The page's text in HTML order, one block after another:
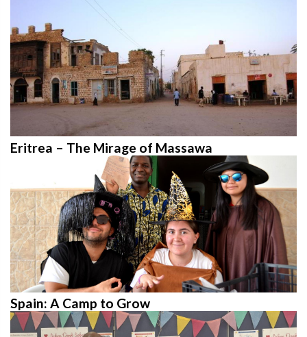
Eritrea – The Mirage of Massawa
Spain: A Camp to Grow